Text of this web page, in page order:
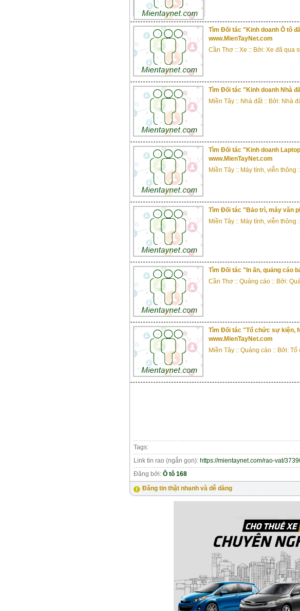
Tìm Đối tác "Kinh doanh Ô tô
www.MienTayNet.com
Cần Thơ :: Xe :: Bởi: Xe đã qua
Tìm Đối tác "Kinh doanh Nhà
Miền Tây :: Nhà đất:: Bởi: Nhà
Tìm Đối tác "Kinh doanh
www.MienTayNet.com
Miền Tây :: Máy tính, viễn thông
Tìm Đối tác "Bảo trì, máy văn
Miền Tây :: Máy tính, viễn thông
Tìm Đối tác "In ấn, quảng cáo
Cần Thơ :: Quảng cáo :: Bởi:
Tìm Đối tác "Tổ chức sự kiện,
www.MienTayNet.com
Miền Tây :: Quảng cáo :: Bởi:
Tags:
Link tin rao (ngắn gọn): https://mientaynet.com/rao-vat/
Đăng bởi: Ô tô 168
Đăng tin thật nhanh và dễ dàng